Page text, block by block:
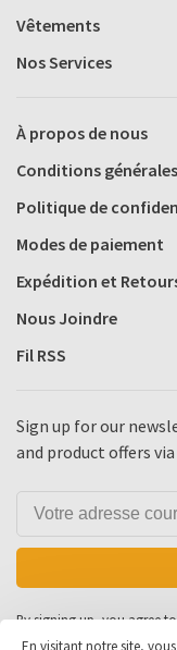
Vêtements
Nos Services
À propos de nous
Conditions générales
Politique de
Modes de paiement
Expédition et
Nous Joindre
Fil RSS
Sign up for our
and product offers
By signing up, you agree
En visitant notre site,